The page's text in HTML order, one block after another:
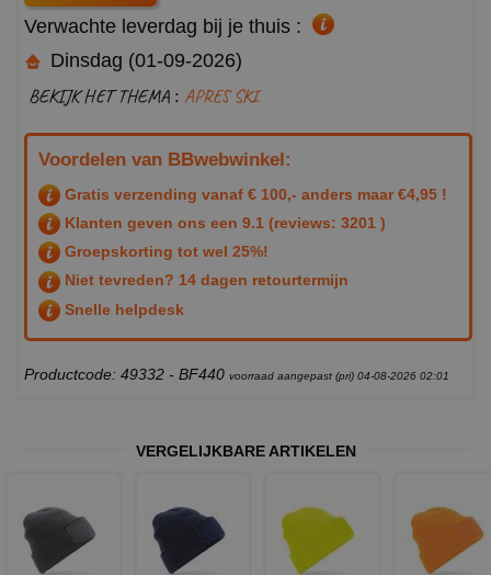
Verwachte leverdag bij je thuis :
Dinsdag (01-09-2026)
BEKIJK HET THEMA : APRES SKI
Voordelen van BBwebwinkel:
Gratis verzending vanaf € 100,- anders maar €4,95 !
Klanten geven ons een 9.1 (reviews: 3201 )
Groepskorting tot wel 25%!
Niet tevreden? 14 dagen retourtermijn
Snelle helpdesk
Productcode: 49332 - BF440 voorraad aangepast (pri) 04-08-2026 02:01
VERGELIJKBARE ARTIKELEN